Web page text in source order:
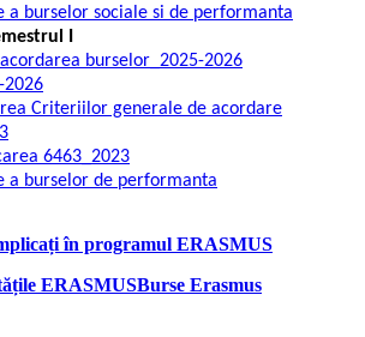
a burselor sociale si de performanta
I
burselor_2025-2026
2026
Criteriilor generale de acordare
6463_2023
a burselor de performanta
în programul ERASMUS
ERASMUSBurse Erasmus